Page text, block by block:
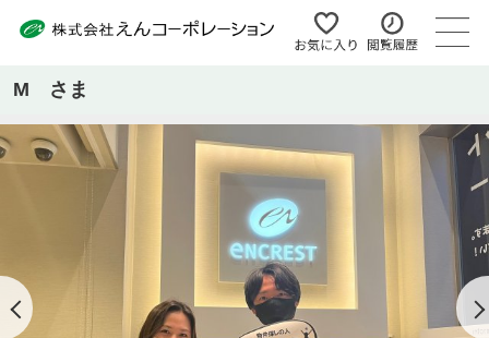
M さま